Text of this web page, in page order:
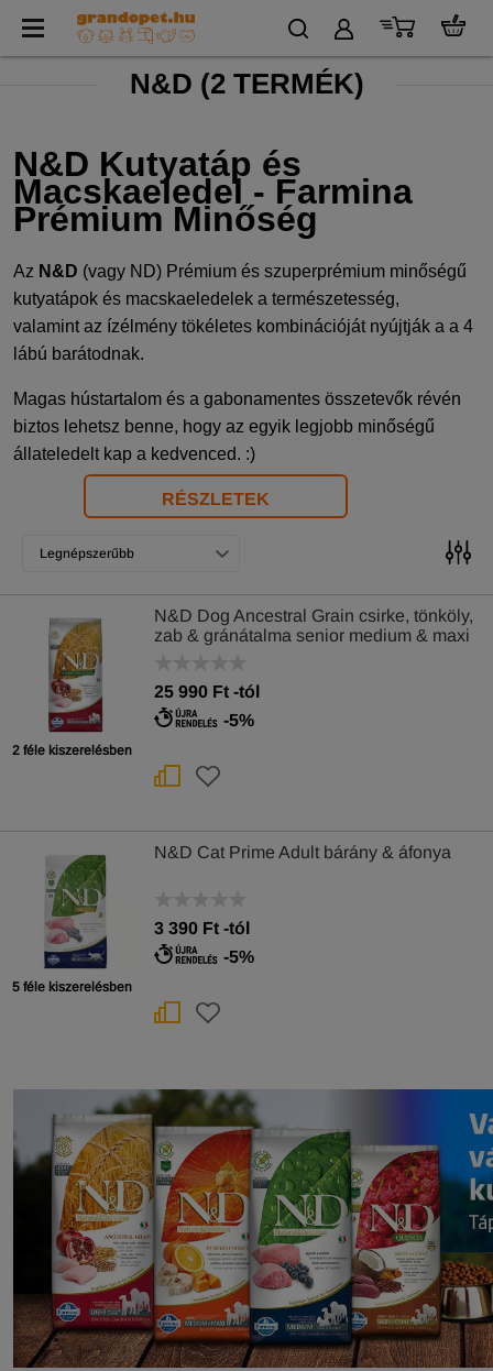
N&D (2 TERMÉK)
RÉSZLETEK
N&D Kutyatáp és
Macskaeledel - Farmina
Prémium Minőség
Az N&D (vagy ND) Prémium és szuperprémium minőségű
kutyatápok és macskaeledelek a természetesség,
valamint az ízélmény tökéletes kombinációját nyújtják a a 4
lábú barátodnak.
Magas hústartalom és a gabonamentes összetevők révén
biztos lehetsz benne, hogy az egyik legjobb minőségű
állateledelt kap a kedvenced. :)
Legnépszerűbb
2 féle kiszerelésben
N&D Dog Ancestral Grain csirke, tönköly,
zab & gránátalma senior medium & maxi
25 990 Ft -tól
-5%
5 féle kiszerelésben
N&D Cat Prime Adult bárány & áfonya
3 390 Ft -tól
-5%